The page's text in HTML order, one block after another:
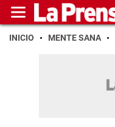
INICIO MENTE SANA